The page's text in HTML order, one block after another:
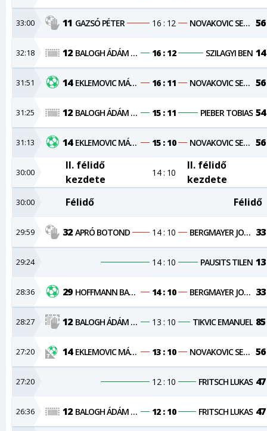
26:36 12 BALOGH ÁDÁM KRISTÓF 12 : 10 FRITSCH LUKAS 47
27:20 12 : 10 FRITSCH LUKAS 47
27:20 14 EKLEMOVIC MÁRKÓ 13 : 10 NOVAKOVIC SERGEJ 56
28:27 12 BALOGH ÁDÁM KRISTÓF 13 : 10 TIKVIC EMANUEL 85
28:36 29 HOFFMANN BALÁZS 14 : 10 BERGMAYER JONAS 33
29:24 14 : 10 PAUSITS TILEN 13
29:59 32 APRÓ BOTOND 14 : 10 BERGMAYER JONAS 33
30:00 Félidő Félidő
30:00
II. félidő
kezdete
14 : 10
II. félidő
kezdete
31:13 14 EKLEMOVIC MÁRKÓ 15 : 10 NOVAKOVIC SERGEJ 56
31:25 12 BALOGH ÁDÁM KRISTÓF 15 : 11 PIEBER TOBIAS 54
31:51 14 EKLEMOVIC MÁRKÓ 16 : 11 NOVAKOVIC SERGEJ 56
32:18 12 BALOGH ÁDÁM KRISTÓF 16 : 12 SZILAGYI BEN 14
33:00 11 GAZSÓ PÉTER 16 : 12 NOVAKOVIC SERGEJ 56